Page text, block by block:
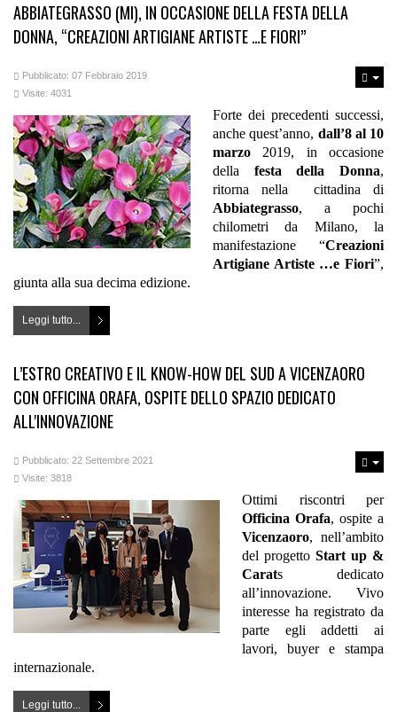
ABBIATEGRASSO (MI), IN OCCASIONE DELLA FESTA DELLA
DONNA, “CREAZIONI ARTIGIANE ARTISTE …E FIORI”
Pubblicato: 07 Febbraio 2019
Visite: 4031
Forte dei precedenti successi,
anche quest’anno, dall’8 al 10
marzo 2019, in occasione
della festa della Donna,
ritorna nella cittadina di
Abbiategrasso, a pochi
chilometri da Milano, la
manifestazione “Creazioni
Artigiane Artiste …e Fiori”,
giunta alla sua decima edizione.
Leggi tutto...
L’ESTRO CREATIVO E IL KNOW-HOW DEL SUD A VICENZAORO
CON OFFICINA ORAFA, OSPITE DELLO SPAZIO DEDICATO
ALL'INNOVAZIONE
Pubblicato: 22 Settembre 2021
Visite: 3818
Ottimi riscontri per
Officina Orafa, ospite a
Vicenzaoro, nell’ambito
del progetto Start up &
Carats dedicato
all’innovazione. Vivo
interesse ha registrato da
parte egli addetti ai
lavori, buyer e stampa
internazionale.
Leggi tutto...